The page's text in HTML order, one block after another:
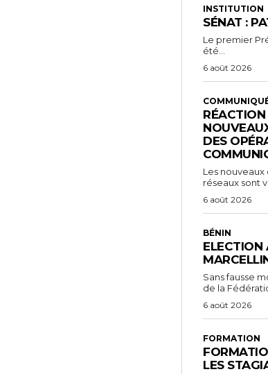
INSTITUTION
SÉNAT :
Le premier
été...
6 août 2026
RÉACTION
DES
Les nouveaux
réseaux sont
6 août 2026
BÉNIN
ELECTION
Sans fausse
de la
6 août 2026
FORMATION
LES